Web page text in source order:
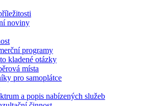
noviny
programy
kladené otázky
místa
pro samoplátce
a popis nabízených služeb